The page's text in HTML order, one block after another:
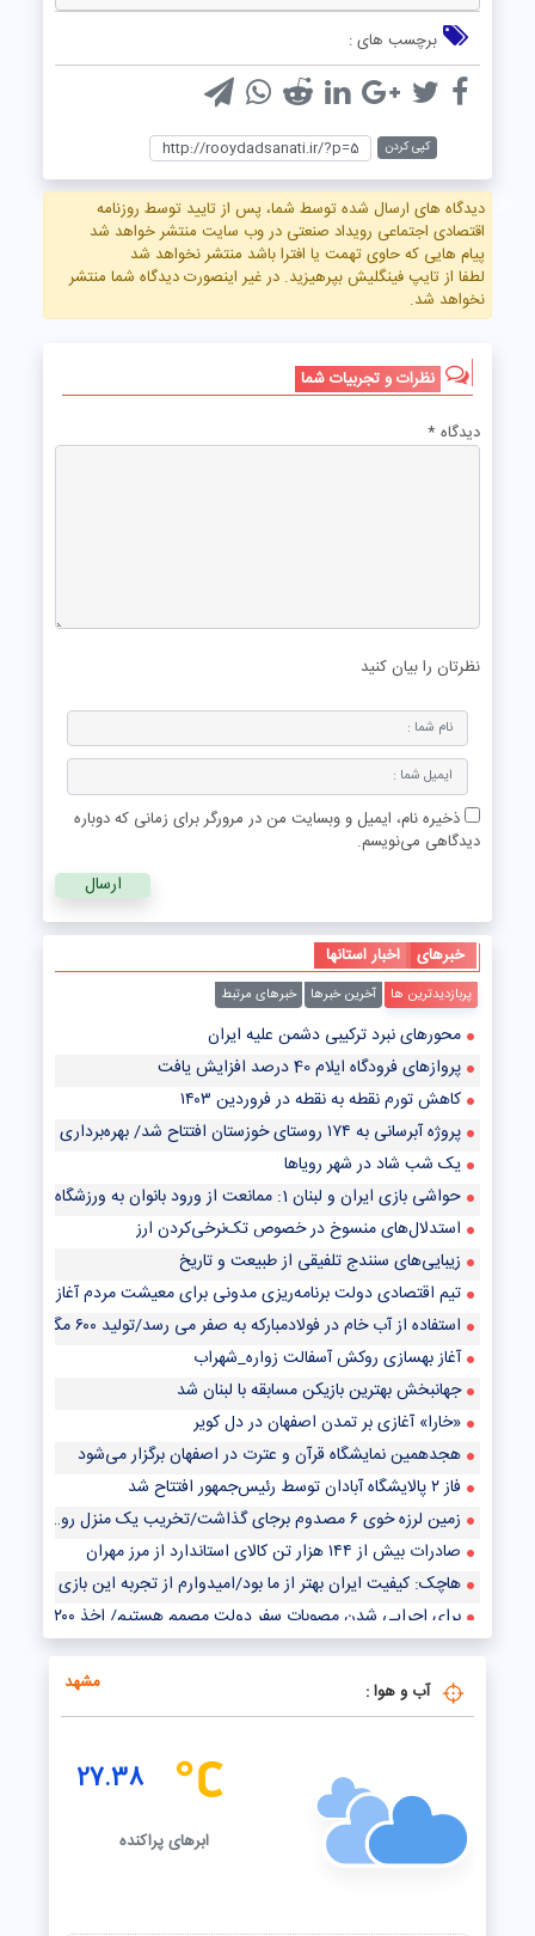
برچسب های :
کپی کردن
دیدگاه های ارسال شده توسط شما، پس از تایید توسط روزنامه
اقتصادی اجتماعی رویداد صنعتی در وب سایت منتشر خواهد شد
پیام هایی که حاوی تهمت یا افترا باشد منتشر نخواهد شد
لطفا از تایپ فینگلیش بپرهیزید. در غیر اینصورت دیدگاه شما منتشر
نخواهد شد.
نظرات و تجربیات شما
دیدگاه*
نظرتان را بیان کنید
ذخیره نام، ایمیل و وبسایت من در مرورگر برای زمانی که دوباره
دیدگاهی می‌نویسم.
خبرهای اخبار استانها
پربازدیدترین ها آخرین خبرها خبرهای مرتبط
محورهای نبرد ترکیبی دشمن علیه ایران
پروازهای فرودگاه ایلام 40 درصد افزایش یافت
کاهش تورم نقطه به نقطه در فروردین ۱۴۰۳
پروژه آبرسانی به ۱۷۴ روستای خوزستان افتتاح شد/ بهره‌برداری از واحد گازی نیروگاه سیکل ترکیبی دوکوهه
یک شب شاد در شهر رویاها
حواشی بازی ایران و لبنان 1: ممانعت از ورود بانوان به ورزشگاه + فیلم
استدلال‌های منسوخ در خصوص تک‌نرخی‌کردن ارز
زیبایی‌های سنندج تلفیقی از طبیعت و تاریخ
تیم اقتصادی دولت برنامه‌ریزی مدونی برای معیشت مردم آغاز کرده است
استفاده از آب خام در فولادمبارکه به صفر می رسد/تولید ۶۰۰ مگاوات برق تجدیدپذیر با نیروگاه خورشیدی
آغاز بهسازی روکش آسفالت زواره_شهراب
جهانبخش بهترین بازیکن مسابقه با لبنان شد
«خارا» آغازی بر تمدن اصفهان در دل کویر
هجدهمین نمایشگاه قرآن و عترت در اصفهان برگزار می‌شود
فاز ۲ پالایشگاه آبادان توسط رئیس‌جمهور افتتاح شد
زمین لرزه خوی ۶ مصدوم برجای گذاشت/تخریب یک منزل روستایی
صادرات بیش از ۱۴۴ هزار تن کالای استاندارد از مرز مهران
هاچک: کیفیت ایران بهتر از ما بود/امیدوارم از تجربه این بازی در آینده
برای اجرایی شدن مصوبات سفر دولت مصمم هستیم/ اخذ ۲۰۰ مصوبه در سفر دوم استانی به خوزستان
آب و هوا : مشهد
27.38
ابرهای پراکنده